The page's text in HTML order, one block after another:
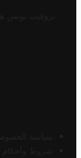
تروفيت تونس
سياسة
شروط وأحكام